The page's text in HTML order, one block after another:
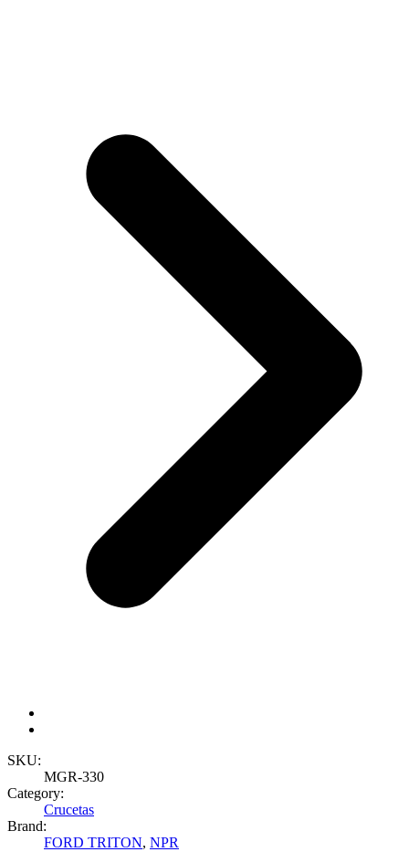
SKU:
MGR-330
Category:
Crucetas
Brand:
FORD TRITON, NPR